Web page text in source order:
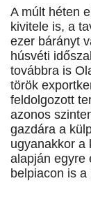
A múlt héten
kivitele is, a
ezer bárányt
húsvéti
továbbra is
török
feldolgozott
azonos
gazdára a
ugyanakkor a
alapján egyre
belpiacon is